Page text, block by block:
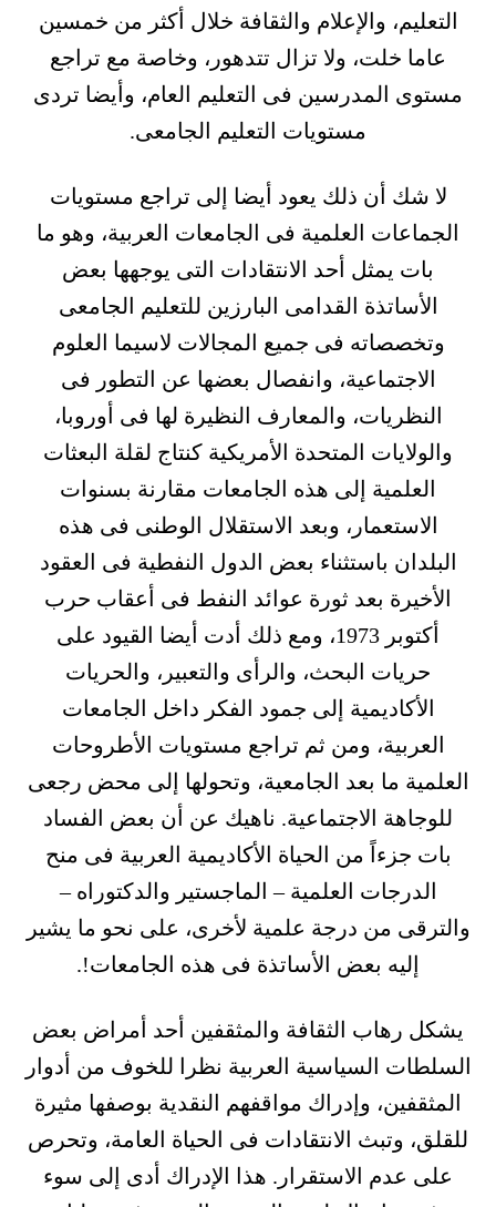
التعليم، والإعلام والثقافة خلال أكثر من خمسين
عاما خلت، ولا تزال تتدهور، وخاصة مع تراجع
مستوى المدرسين فى التعليم العام، وأيضا تردى
مستويات التعليم الجامعى.
لا شك أن ذلك يعود أيضا إلى تراجع مستويات
الجماعات العلمية فى الجامعات العربية، وهو ما
بات يمثل أحد الانتقادات التى يوجهها بعض
الأساتذة القدامى البارزين للتعليم الجامعى
وتخصصاته فى جميع المجالات لاسيما العلوم
الاجتماعية، وانفصال بعضها عن التطور فى
النظريات، والمعارف النظيرة لها فى أوروبا،
والولايات المتحدة الأمريكية كنتاج لقلة البعثات
العلمية إلى هذه الجامعات مقارنة بسنوات
الاستعمار، وبعد الاستقلال الوطنى فى هذه
البلدان باستثناء بعض الدول النفطية فى العقود
الأخيرة بعد ثورة عوائد النفط فى أعقاب حرب
أكتوبر 1973، ومع ذلك أدت أيضا القيود على
حريات البحث، والرأى والتعبير، والحريات
الأكاديمية إلى جمود الفكر داخل الجامعات
العربية، ومن ثم تراجع مستويات الأطروحات
العلمية ما بعد الجامعية، وتحولها إلى محض رجعى
للوجاهة الاجتماعية. ناهيك عن أن بعض الفساد
بات جزءاً من الحياة الأكاديمية العربية فى منح
الدرجات العلمية – الماجستير والدكتوراه –
والترقى من درجة علمية لأخرى، على نحو ما يشير
إليه بعض الأساتذة فى هذه الجامعات!.
يشكل رهاب الثقافة والمثقفين أحد أمراض بعض
السلطات السياسية العربية نظرا للخوف من أدوار
المثقفين، وإدراك مواقفهم النقدية بوصفها مثيرة
للقلق، وتبث الانتقادات فى الحياة العامة، وتحرص
على عدم الاستقرار. هذا الإدراك أدى إلى سوء